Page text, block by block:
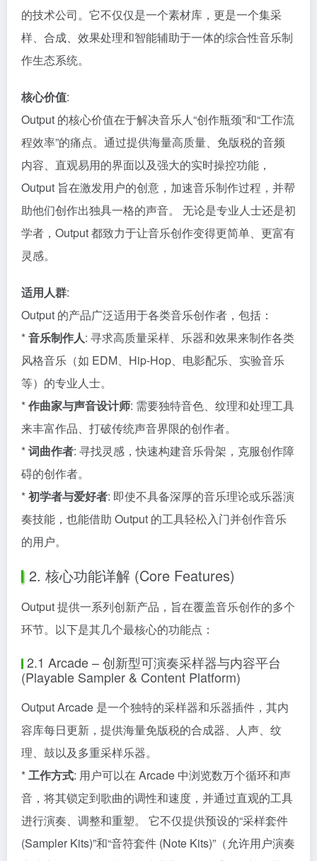
的技术公司。它不仅仅是一个素材库，更是一个集采
样、合成、效果处理和智能辅助于一体的综合性音乐制
作生态系统。
核心价值:
Output 的核心价值在于解决音乐人“创作瓶颈”和“工作流
程效率”的痛点。通过提供海量高质量、免版税的音频
内容、直观易用的界面以及强大的实时操控功能，
Output 旨在激发用户的创意，加速音乐制作过程，并帮
助他们创作出独具一格的声音。 无论是专业人士还是初
学者，Output 都致力于让音乐创作变得更简单、更富有
灵感。
适用人群:
Output 的产品广泛适用于各类音乐创作者，包括：
*音乐制作人: 寻求高质量采样、乐器和效果来制作各类
风格音乐（如 EDM、Hip-Hop、电影配乐、实验音乐
等）的专业人士。
*作曲家与声音设计师: 需要独特音色、纹理和处理工具
来丰富作品、打破传统声音界限的创作者。
*词曲作者: 寻找灵感，快速构建音乐骨架，克服创作障
碍的创作者。
*初学者与爱好者: 即使不具备深厚的音乐理论或乐器演
奏技能，也能借助 Output 的工具轻松入门并创作音乐
的用户。
2. 核心功能详解 (Core Features)
Output 提供一系列创新产品，旨在覆盖音乐创作的多个
环节。以下是其几个最核心的功能点：
2.1 Arcade – 创新型可演奏采样器与内容平台
(Playable Sampler & Content Platform)
Output Arcade 是一个独特的采样器和乐器插件，其内
容库每日更新，提供海量免版税的合成器、人声、纹
理、鼓以及多重采样乐器。
*工作方式: 用户可以在 Arcade 中浏览数万个循环和声
音，将其锁定到歌曲的调性和速度，并通过直观的工具
进行演奏、调整和重塑。 它不仅提供预设的“采样套件
(Sampler Kits)”和“音符套件 (Note Kits)”（允许用户演奏